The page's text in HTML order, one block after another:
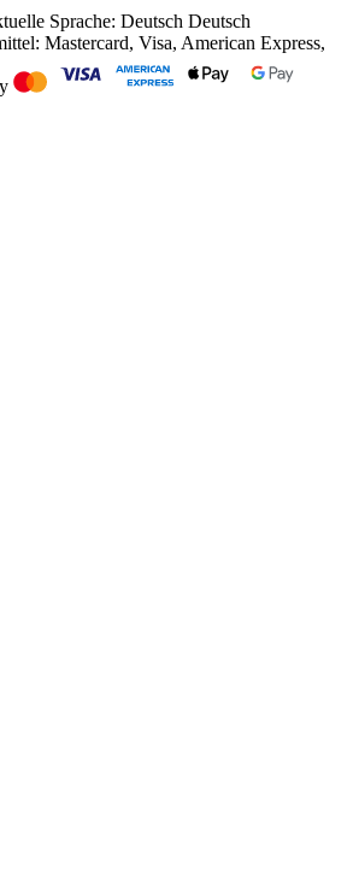
Sprache: Deutsch Deutsch
Mastercard, Visa, American Express,